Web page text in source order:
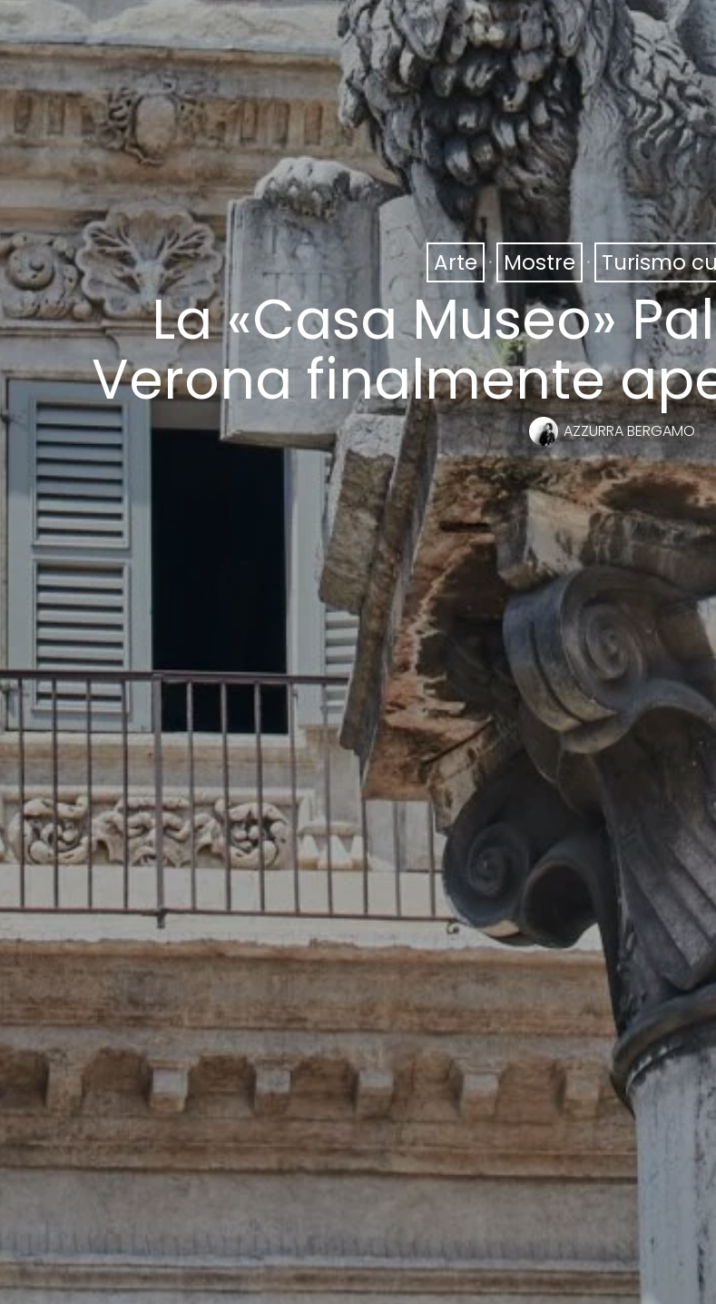
Arte · Mostre · Turismo
La «Casa Museo»
Verona finalmente
AZZURRA BERGAMO